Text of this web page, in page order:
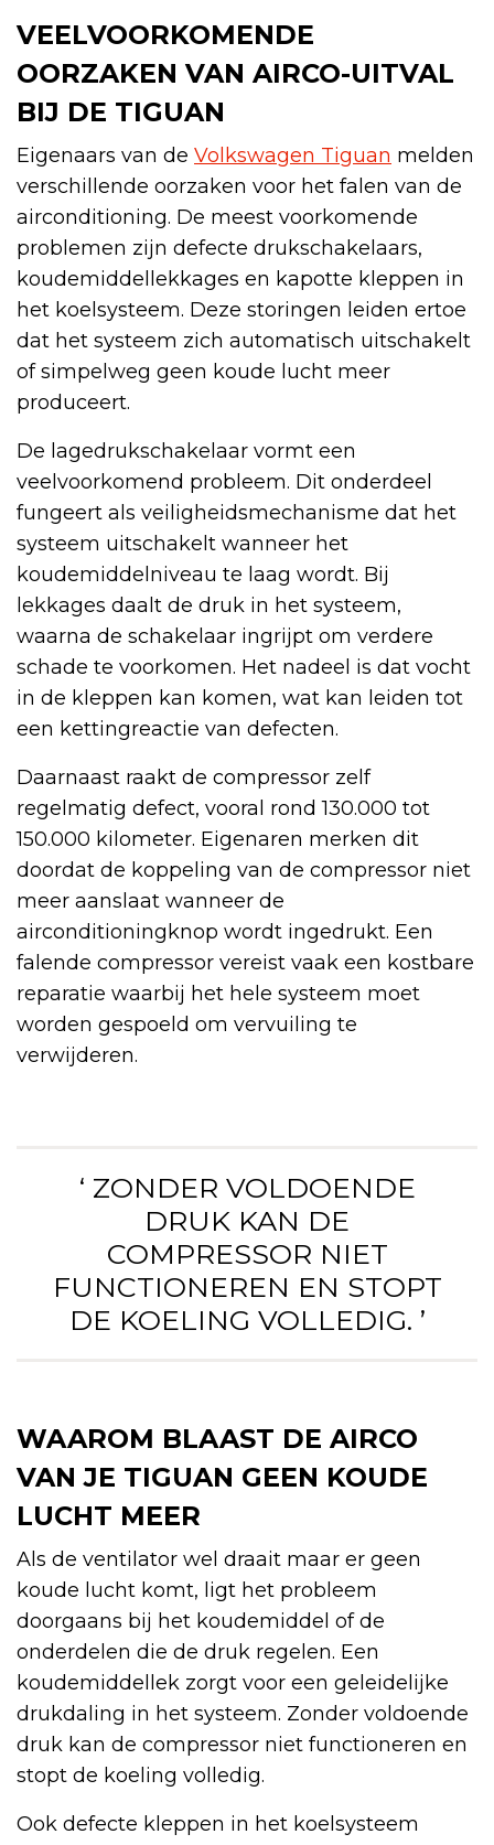
VEELVOORKOMENDE
OORZAKEN VAN AIRCO-UITVAL
BIJ DE TIGUAN
Eigenaars van de Volkswagen Tiguan melden
verschillende oorzaken voor het falen van de
airconditioning. De meest voorkomende
problemen zijn defecte drukschakelaars,
koudemiddellekkages en kapotte kleppen in
het koelsysteem. Deze storingen leiden ertoe
dat het systeem zich automatisch uitschakelt
of simpelweg geen koude lucht meer
produceert.
De lagedrukschakelaar vormt een
veelvoorkomend probleem. Dit onderdeel
fungeert als veiligheidsmechanisme dat het
systeem uitschakelt wanneer het
koudemiddelniveau te laag wordt. Bij
lekkages daalt de druk in het systeem,
waarna de schakelaar ingrijpt om verdere
schade te voorkomen. Het nadeel is dat vocht
in de kleppen kan komen, wat kan leiden tot
een kettingreactie van defecten.
Daarnaast raakt de compressor zelf
regelmatig defect, vooral rond 130.000 tot
150.000 kilometer. Eigenaren merken dit
doordat de koppeling van de compressor niet
meer aanslaat wanneer de
airconditioningknop wordt ingedrukt. Een
falende compressor vereist vaak een kostbare
reparatie waarbij het hele systeem moet
worden gespoeld om vervuiling te
verwijderen.
‘ ZONDER VOLDOENDE
DRUK KAN DE
COMPRESSOR NIET
FUNCTIONEREN EN STOPT
DE KOELING VOLLEDIG. ’
WAAROM BLAAST DE AIRCO
VAN JE TIGUAN GEEN KOUDE
LUCHT MEER
Als de ventilator wel draait maar er geen
koude lucht komt, ligt het probleem
doorgaans bij het koudemiddel of de
onderdelen die de druk regelen. Een
koudemiddellek zorgt voor een geleidelijke
drukdaling in het systeem. Zonder voldoende
druk kan de compressor niet functioneren en
stopt de koeling volledig.
Ook defecte kleppen in het koelsysteem